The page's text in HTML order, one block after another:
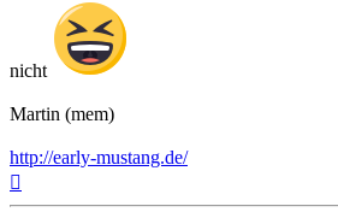
nicht
Martin (mem)
http://early-mustang.de/